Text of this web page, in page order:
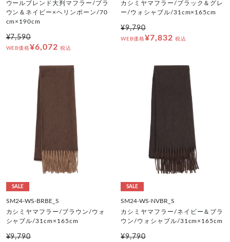
ウールブレンド大判マフラー/ブラ
ウン＆ネイビー×ヘリンボーン/70
cm×190cm
¥7,590
WEB価格¥6,072 税込
カシミヤマフラー/ブラック＆グレ
ー/ウォシャブル/31cm×165cm
¥9,790
WEB価格¥7,832 税込
SALE
SM24-WS-BRBE_S
カシミヤマフラー/ブラウン/ウォ
シャブル/31cm×165cm
¥9,790
SALE
SM24-WS-NVBR_S
カシミヤマフラー/ネイビー＆ブラ
ウン/ウォシャブル/31cm×165cm
¥9,790